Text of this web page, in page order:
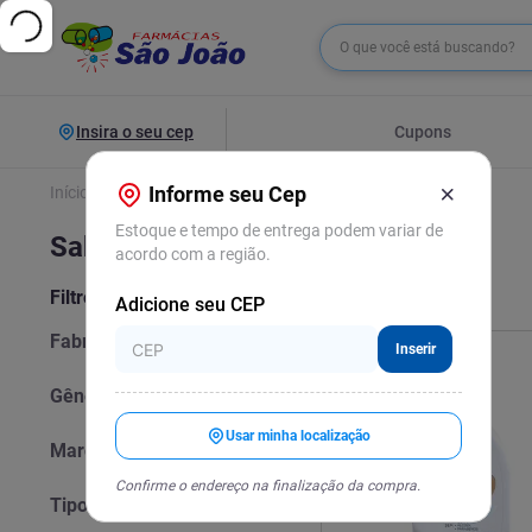
O que você está
Insira o seu cep
Informe seu Cep
Estoque e tempo de entrega podem variar de
acordo com a região.
Adicione seu CEP
Inserir
Usar minha localização
Confirme o endereço na finalização da compra.
Cupons
Higiene Banho Sabonetes
Sabonetes - Banho - Higiene
Filtros
Fabricante
Beiersdorf (29)
20)
Orgânica
Flora (9)
Gênero
Marca
Abouthy (1)
Above (11)
Tipo de Cuidado